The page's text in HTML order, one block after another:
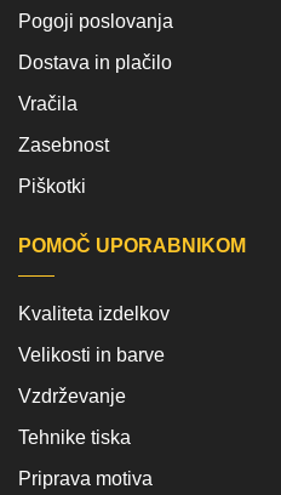
Pogoji poslovanja
Dostava in plačilo
Vračila
Zasebnost
Piškotki
POMOČ UPORABNIKOM
Kvaliteta izdelkov
Velikosti in barve
Vzdrževanje
Tehnike tiska
Priprava motiva